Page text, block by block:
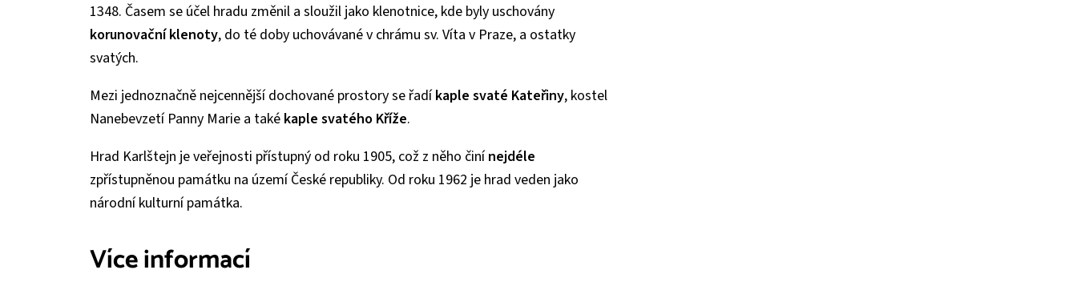
1348. Časem se účel hradu změnil a sloužil jako klenotnice, kde byly uschovány
korunovační klenoty, do té doby uchovávané v chrámu sv. Víta v Praze, a ostatky
svatých.
Mezi jednoznačně nejcennější dochované prostory se řadíkaple svaté Kateřiny, kostel
Nanebevzetí Panny Marie a také kaple svatého Kříže.
Hrad Karlštejn je veřejnosti přístupný od roku 1905, což z něho činínejdéle
zpřístupněnou památku na území České republiky. Od roku 1962 je hrad veden jako
národní kulturní památka.
Více informací